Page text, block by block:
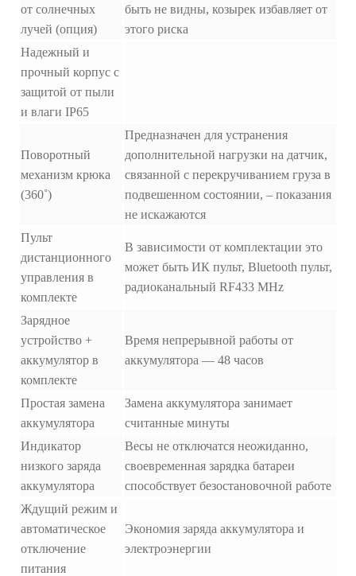
от солнечных
лучей (опция)
быть не видны, козырек избавляет от
этого риска
Надежный и
прочный корпус с
защитой от пыли
и влаги IP65
Поворотный
механизм крюка
(360˚)
Предназначен для устранения
дополнительной нагрузки на датчик,
связанной с перекручиванием груза в
подвешенном состоянии, – показания
не искажаются
Пульт
дистанционного
управления в
комплекте
В зависимости от комплектации это
может быть ИК пульт, Bluetooth пульт,
радиоканальный RF433 MHz
Зарядное
устройство +
аккумулятор в
комплекте
Время непрерывной работы от
аккумулятора — 48 часов
Простая замена
аккумулятора
Замена аккумулятора занимает
считанные минуты
Индикатор
низкого заряда
аккумулятора
Весы не отключатся неожиданно,
своевременная зарядка батареи
способствует безостановочной работе
Ждущий режим и
автоматическое
отключение
питания
Экономия заряда аккумулятора и
электроэнергии